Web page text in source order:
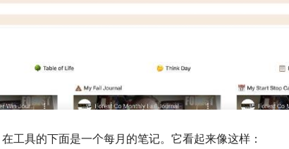
工具的下面是一个每月的笔记。它看起来像这样：